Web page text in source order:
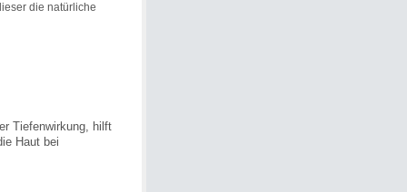
die natürliche
Tiefenwirkung, hilft
Haut bei